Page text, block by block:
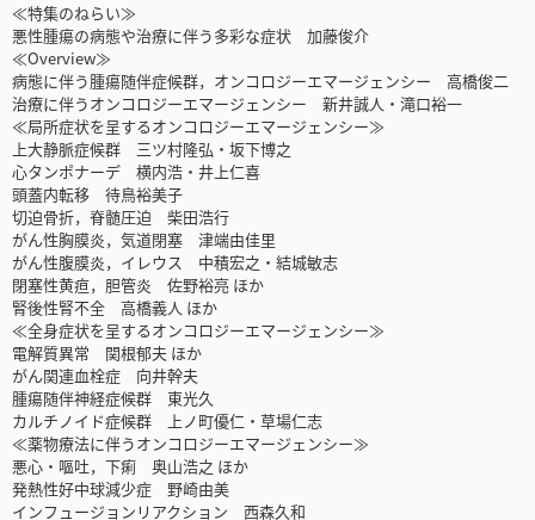
≪特集のねらい≫
悪性腫瘍の病態や治療に伴う多彩な症状 加藤俊介
≪Overview≫
病態に伴う腫瘍随伴症候群，オンコロジーエマージェンシー 高橋俊二
治療に伴うオンコロジーエマージェンシー 新井誠人・滝口裕一
≪局所症状を呈するオンコロジーエマージェンシー≫
上大静脈症候群 三ツ村隆弘・坂下博之
心タンポナーデ 横内浩・井上仁喜
頭蓋内転移 待鳥裕美子
切迫骨折，脊髄圧迫 柴田浩行
がん性胸膜炎，気道閉塞 津端由佳里
がん性腹膜炎，イレウス 中積宏之・結城敏志
閉塞性黄疸，胆管炎 佐野裕亮 ほか
腎後性腎不全 高橋義人 ほか
≪全身症状を呈するオンコロジーエマージェンシー≫
電解質異常 関根郁夫 ほか
がん関連血栓症 向井幹夫
腫瘍随伴神経症候群 東光久
カルチノイド症候群 上ノ町優仁・草場仁志
≪薬物療法に伴うオンコロジーエマージェンシー≫
悪心・嘔吐，下痢 奥山浩之 ほか
発熱性好中球減少症 野崎由美
インフュージョンリアクション 西森久和